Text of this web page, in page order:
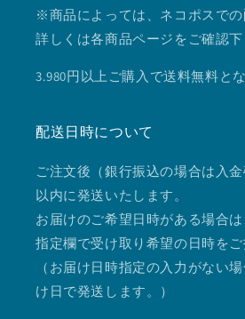
※商品によっては、ネコポスでの
詳しくは各商品ページをご確認下
3.980円以上ご購入で送料無料とな
配送日時について
ご注文後（銀行振込の場合は入
以内に発送いたします。
お届けのご希望日時がある場合
指定欄で受け取り希望の日時をご
（お届け日時指定の入力がない
け日で発送します。）